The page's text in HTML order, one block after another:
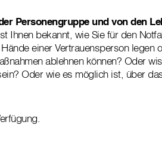
Personengruppe und von den
Ihnen bekannt, wie Sie für den
einer Vertrauensperson legen
ablehnen können? Oder
Oder wie es möglich ist, über